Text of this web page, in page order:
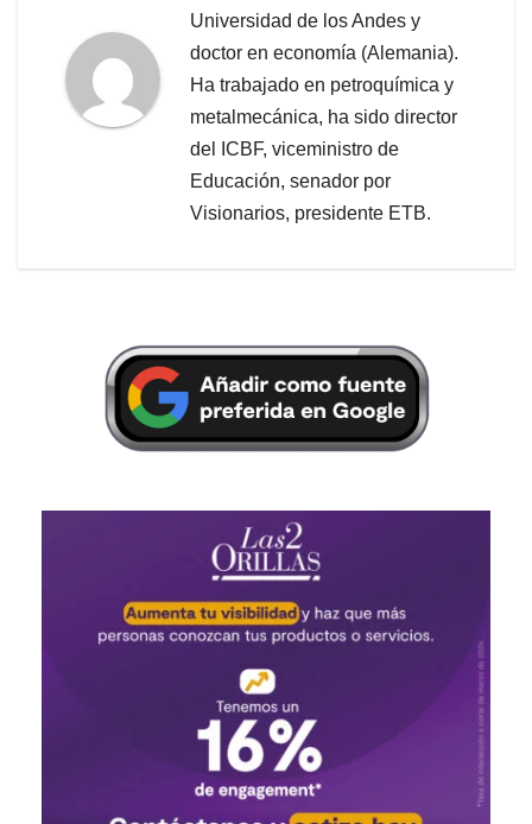
Universidad de los Andes y
doctor en economía (Alemania).
Ha trabajado en petroquímica y
metalmecánica, ha sido director
del ICBF, viceministro de
Educación, senador por
Visionarios, presidente ETB.